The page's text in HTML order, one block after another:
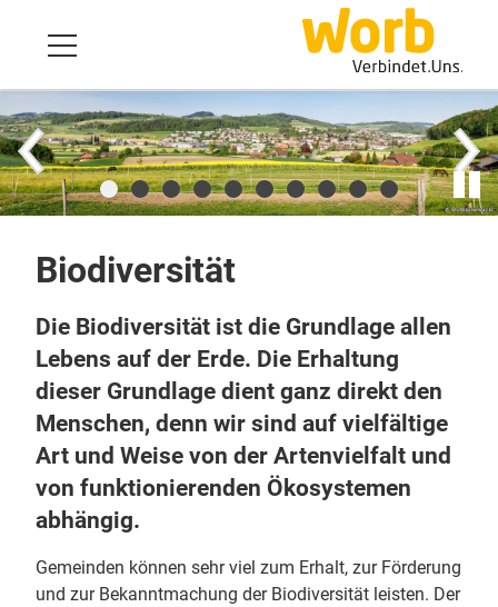
Biodiversität
Die Biodiversität ist die Grundlage allen
Lebens auf der Erde. Die Erhaltung
dieser Grundlage dient ganz direkt den
Menschen, denn wir sind auf vielfältige
Art und Weise von der Artenvielfalt und
von funktionierenden Ökosystemen
abhängig.
Gemeinden können sehr viel zum Erhalt, zur Förderung
und zur Bekanntmachung der Biodiversität leisten. Der